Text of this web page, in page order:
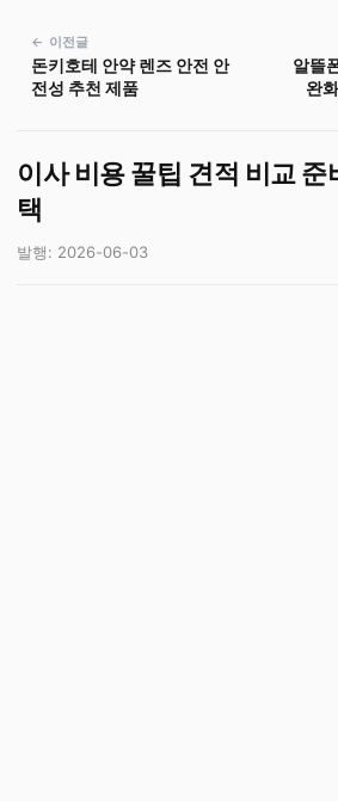
← 이전글
돈키호테 안약 렌즈 안전 안
전성 추천 제품
알뜰
완
이사 비용 꿀팁 견적 비교 준
택
발행: 2026-06-03